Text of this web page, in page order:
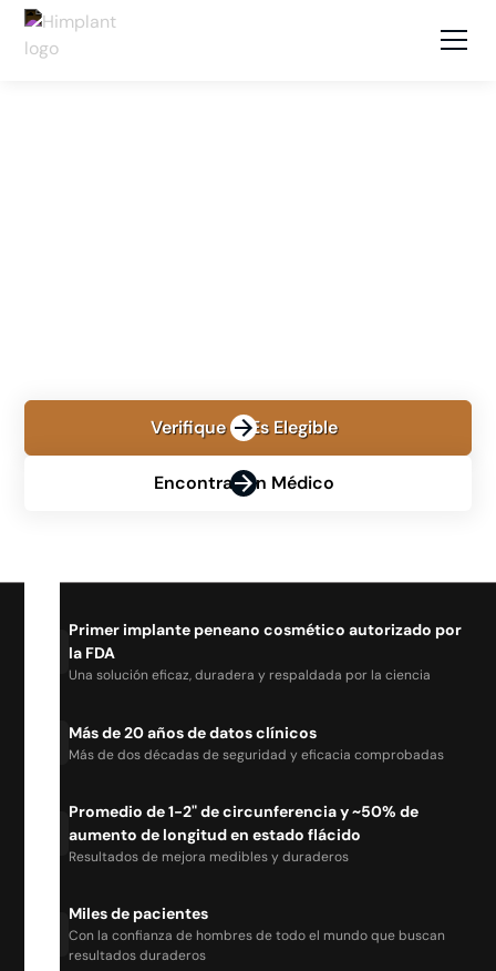
Verifique Si Es Elegible
Encontrar Un Médico
Primer implante peneano cosmético autorizado por
la FDA
Una solución eficaz, duradera y respaldada por la ciencia
Más de 20 años de datos clínicos
Más de dos décadas de seguridad y eficacia comprobadas
Promedio de 1-2" de circunferencia y ~50% de
aumento de longitud en estado flácido
Resultados de mejora medibles y duraderos
Miles de pacientes
Con la confianza de hombres de todo el mundo que buscan
resultados duraderos